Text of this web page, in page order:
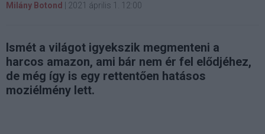
Milány Botond 2021 április 1. 12:00
Ismét a világot igyekszik megmenteni a
harcos amazon, ami bár nem ér fel elődjéhez,
de még így is egy rettentően hatásos
moziélmény lett.